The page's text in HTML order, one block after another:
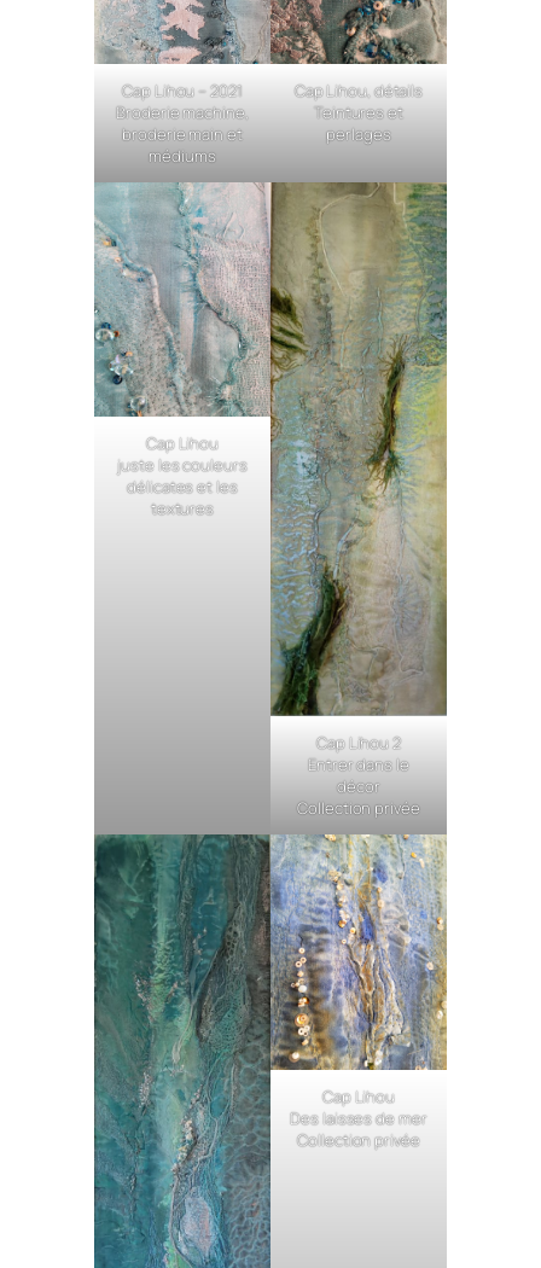
Cap Lihou – 2021
Broderie machine,
broderie main et
médiums
Cap Lihou, détails
Teintures et
perlages
Cap Lihou
juste les couleurs
délicates et les
textures
Cap Lihou 2
Entrer dans le
décor
Collection privée
Cap Lihou
Des laisses de mer
Collection privée